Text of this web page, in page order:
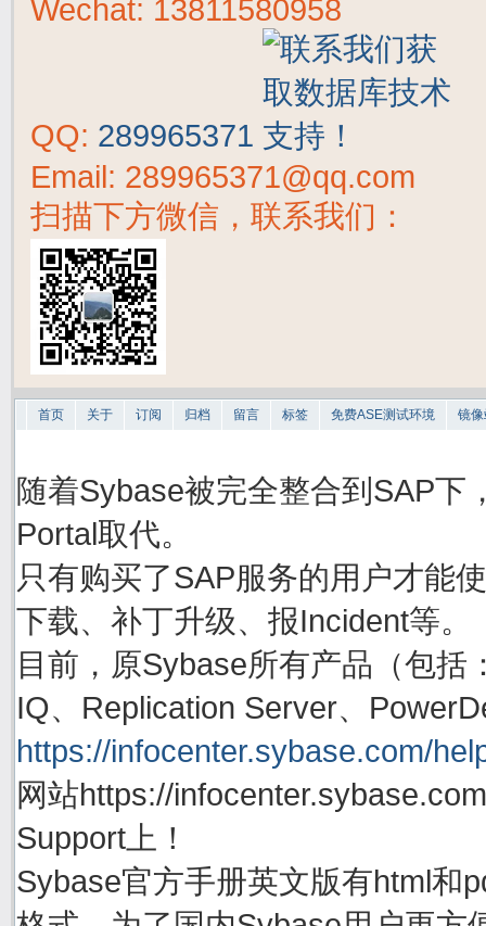
Wechat: 13811580958
QQ: 289965371
Email: 289965371@qq.com
扫描下方微信，联系我们：
首页 关于 订阅 归档 留言 标签 免费ASE测试环境 镜
随着Sybase被完全整合到SAP下
Portal取代。
只有购买了SAP服务的用户才能
下载、补丁升级、报Incident等。
目前，原Sybase所有产品（包
IQ、Replication Server、
https://infocenter.sybase.com/
网站https://
Support上！
Sybase官方手册英文版有html和